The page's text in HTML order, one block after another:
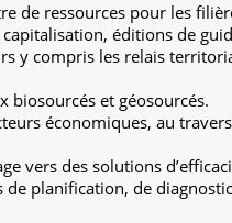
de ressources pour les
éditions de
y compris les relais
biosourcés et géosourcés.
économiques, au
vers des solutions
planification, de